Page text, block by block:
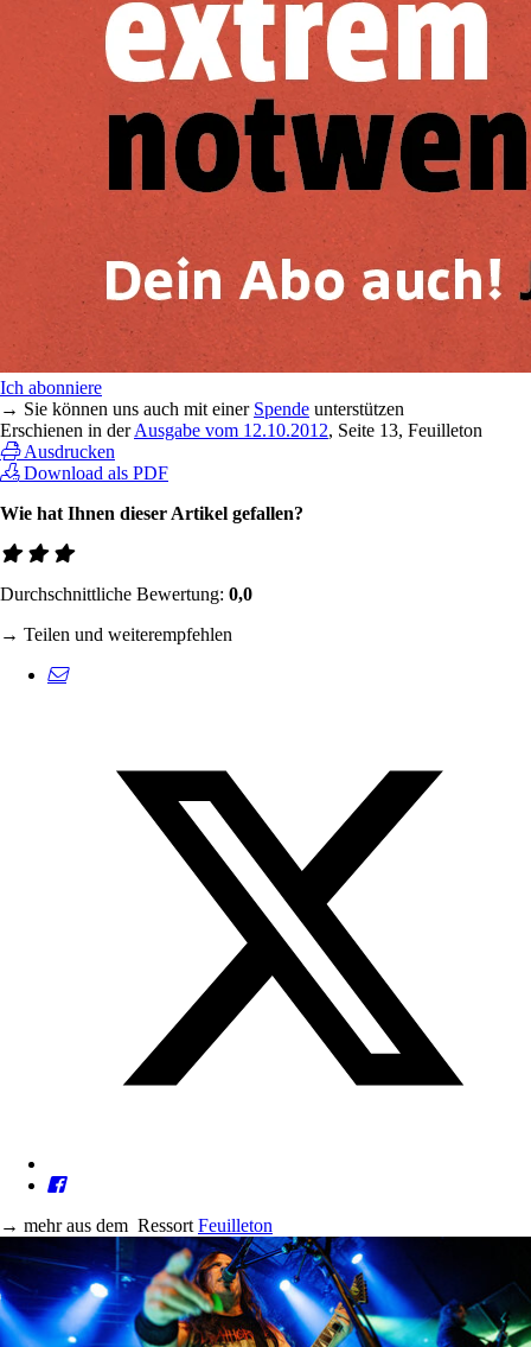
Ich abonniere
→ Sie können uns auch mit einer Spende unterstützen
Erschienen in derAusgabe vom 12.10.2012, Seite 13, Feuilleton
Ausdrucken
Download als PDF
Wie hat Ihnen dieser Artikel gefallen?
Durchschnittliche Bewertung: 0,0
→ Teilen und weiterempfehlen
→ mehr aus dem Ressort Feuilleton